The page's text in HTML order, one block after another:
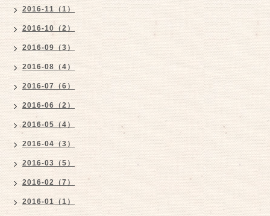
2016-11（1）
2016-10（2）
2016-09（3）
2016-08（4）
2016-07（6）
2016-06（2）
2016-05（4）
2016-04（3）
2016-03（5）
2016-02（7）
2016-01（1）